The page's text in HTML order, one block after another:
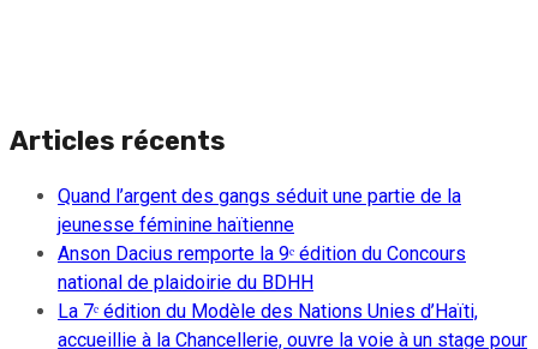
Articles récents
Quand l’argent des gangs séduit une partie de la
jeunesse féminine haïtienne
Anson Dacius remporte la 9ᵉ édition du Concours
national de plaidoirie du BDHH
La 7ᵉ édition du Modèle des Nations Unies d’Haïti,
accueillie à la Chancellerie, ouvre la voie à un stage pour